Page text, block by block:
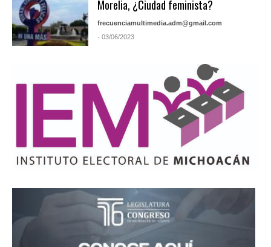
Morelia, ¿Ciudad feminista?
frecuenciamultimedia.adm@gmail.com
- 03/06/2023